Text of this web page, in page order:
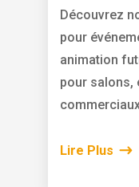
Découvrez
pour
animation
pour salons,
Lire Plus